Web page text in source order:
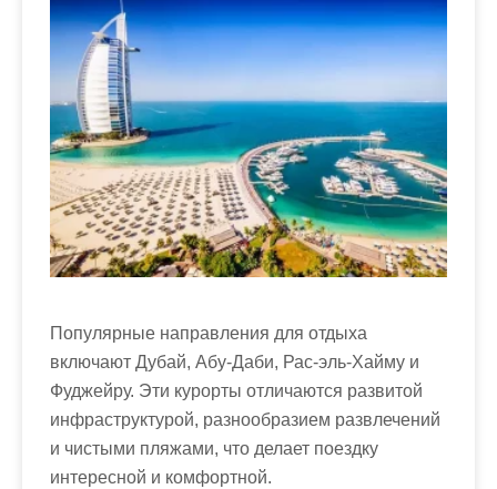
Популярные направления для отдыха
включают Дубай, Абу-Даби, Рас-эль-Хайму и
Фуджейру. Эти курорты отличаются развитой
инфраструктурой, разнообразием развлечений
и чистыми пляжами, что делает поездку
интересной и комфортной.